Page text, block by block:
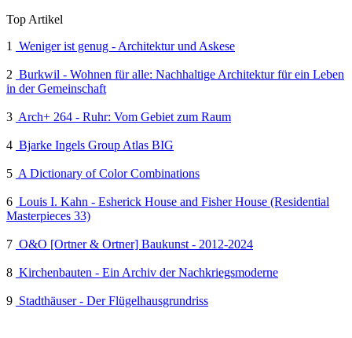
Top Artikel
1
Weniger ist genug - Architektur und Askese
2 Burkwil - Wohnen für alle: Nachhaltige Architektur für ein Leben
in der Gemeinschaft
3 Arch+ 264 - Ruhr: Vom Gebiet zum Raum
4 Bjarke Ingels Group Atlas BIG
5 A Dictionary of Color Combinations
6 Louis I. Kahn - Esherick House and Fisher House (Residential
Masterpieces 33)
7 O&O [Ortner & Ortner] Baukunst - 2012-2024
8 Kirchenbauten - Ein Archiv der Nachkriegsmoderne
9 Stadthäuser - Der Flügelhausgrundriss